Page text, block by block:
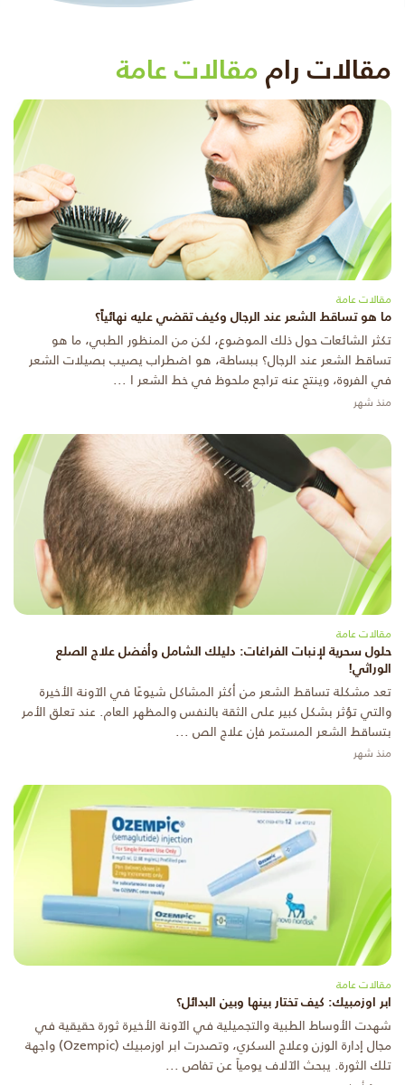
مقالات راممقالات عامة
مقالات عامة
ما هو تساقط الشعر عند الرجال وكيف تقضي عليه نهائياً؟
تكثر الشائعات حول ذلك الموضوع، لكن من المنظور الطبي، ما هو
تساقط الشعر عند الرجال؟ ببساطة، هو اضطراب يصيب بصيلات الشعر
في الفروة، وينتج عنه تراجع ملحوظ في خط الشعر ا ...
منذ شهر
مقالات عامة
حلول سحرية لإنبات الفراغات: دليلك الشامل وأفضل علاج الصلع
الوراثي!
تعد مشكلة تساقط الشعر من أكثر المشاكل شيوعًا في الآونة الأخيرة
والتي تؤثر بشكل كبير على الثقة بالنفس والمظهر العام. عند تعلق الأمر
بتساقط الشعر المستمر فإن علاج الص ...
منذ شهر
مقالات عامة
ابر اوزمبيك: كيف تختار بينها وبين البدائل؟
شهدت الأوساط الطبية والتجميلية في الآونة الأخيرة ثورة حقيقية في
مجال إدارة الوزن وعلاج السكري، وتصدرت ابر اوزمبيك (Ozempic) واجهة
تلك الثورة. يبحث الآلاف يومياً عن تفاص ...